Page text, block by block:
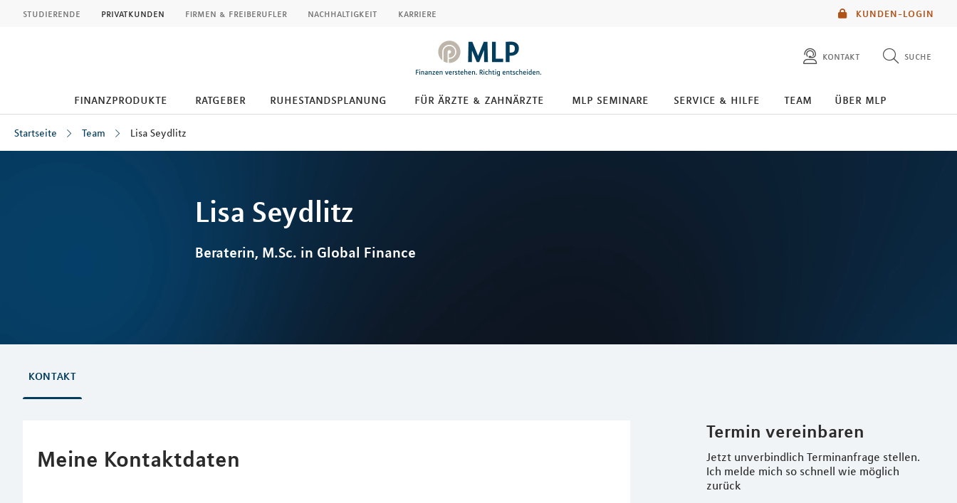
KUNDEN-LOGIN
studierende privatkunden firmen & freiberufler nachhaltigkeit karriere
kontakt suche
diese website durchsuchen
finanzprodukte ratgeber ruhestandsplanung für ärzte & zahnärzte mlp seminare service & hilfe team über mlp
Startseite Team Lisa Seydlitz
Lisa Seydlitz
Beraterin, M.Sc. in Global Finance
KONTAKT
Termin vereinbaren
Jetzt unverbindlich Terminanfrage stellen.
Ich melde mich so schnell wie möglich
zurück
Meine Kontaktdaten